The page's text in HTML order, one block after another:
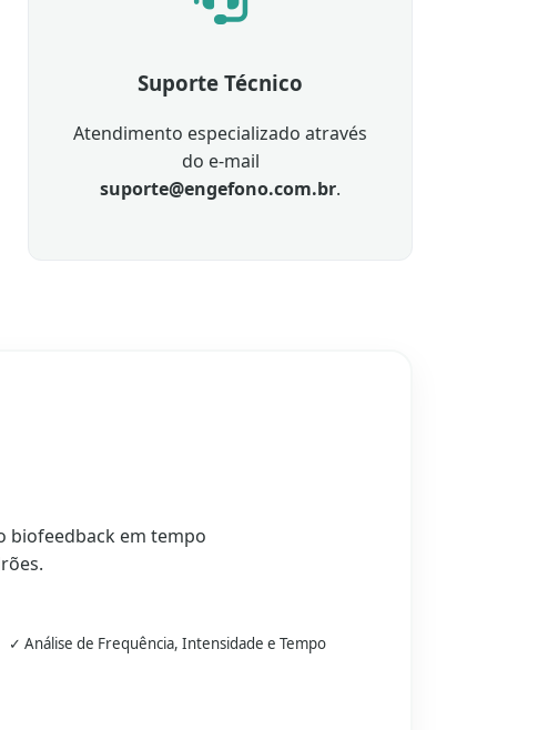
Suporte Técnico
Atendimento especializado através
do e-mail
suporte@engefono.com.br.
biofeedback em tempo
✓ Análise de Frequência, Intensidade e Tempo